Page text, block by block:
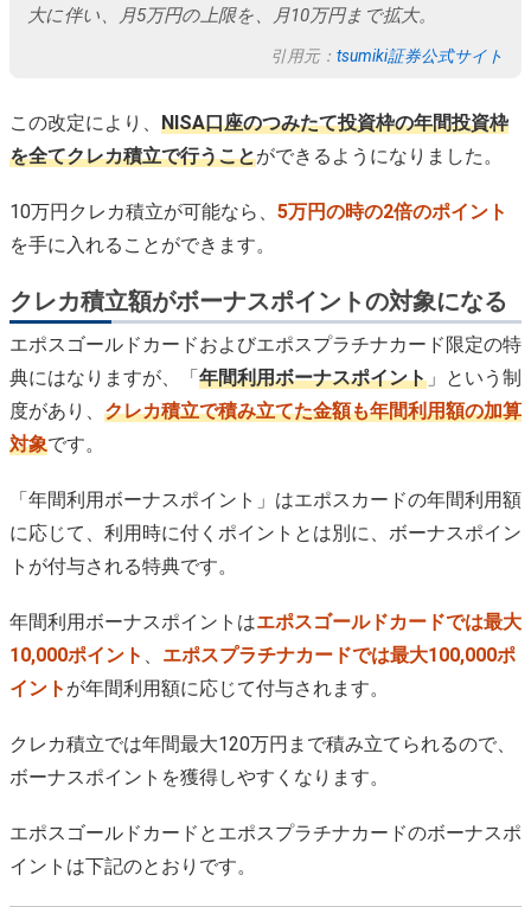
大に伴い、月5万円の上限を、月10万円まで拡大。
引用元： tsumiki証券公式サイト
この改定により、 NISA口座のつみたて投資枠の年間投資枠
を全てクレカ積立で行うことができるようになりました。
10万円クレカ積立が可能なら、 5万円の時の2倍のポイント
を手に入れることができます。
クレカ積立額がボーナスポイントの対象になる
エポスゴールドカードおよびエポスプラチナカード限定の特
典にはなりますが、「年間利用ボーナスポイント 」という制
度があり、 クレカ積立で積み立てた金額も年間利用額の加算
対象です。
「年間利用ボーナスポイント」はエポスカードの年間利用額
に応じて、利用時に付くポイントとは別に、ボーナスポイン
トが付与される特典です。
年間利用ボーナスポイントはエポスゴールドカードでは最大
10,000ポイント 、 エポスプラチナカードでは最大100,000ポ
イント が年間利用額に応じて付与されます。
クレカ積立では年間最大120万円まで積み立てられるので、
ボーナスポイントを獲得しやすくなります。
エポスゴールドカードとエポスプラチナカードのボーナスポ
イントは下記のとおりです。